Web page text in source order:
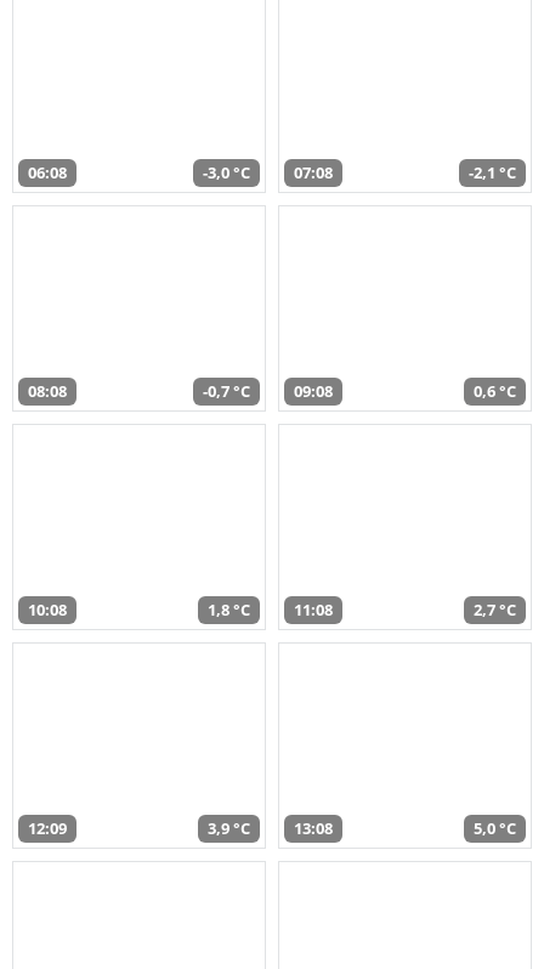
06:08 -3,0 °C 07:08 -2,1 °C
08:08 -0,7 °C 09:08 0,6 °C
10:08 1,8 °C 11:08 2,7 °C
12:09 3,9 °C 13:08 5,0 °C